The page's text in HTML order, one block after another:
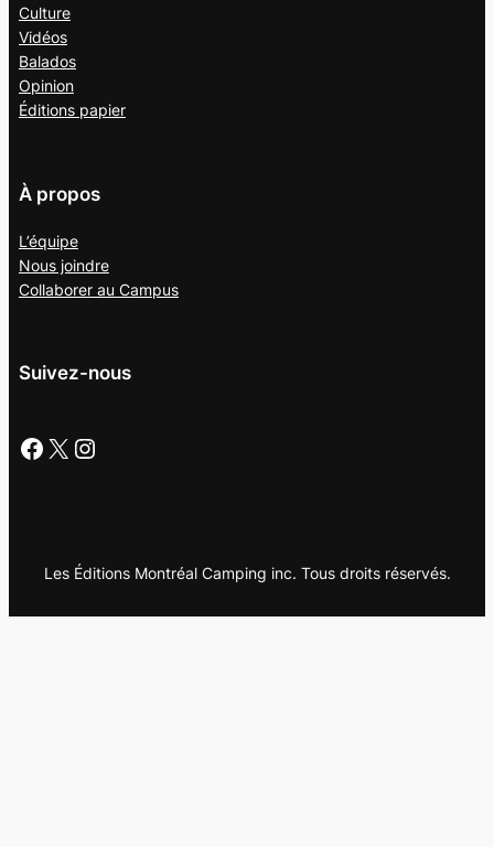
Culture
Vidéos
Balados
Opinion
Éditions papier
À propos
L’équipe
Nous joindre
Collaborer au Campus
Suivez-nous
Facebook X Instagram
Les Éditions Montréal Camping inc. Tous droits réservés.